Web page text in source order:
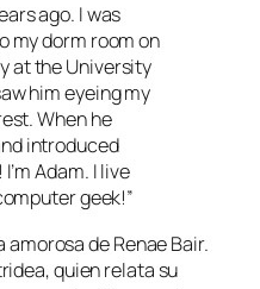
ago. I was
my dorm room on
at the University
him eyeing my
When he
introduced
Adam. I live
geek!”
de Renae Bair.
quien relata su